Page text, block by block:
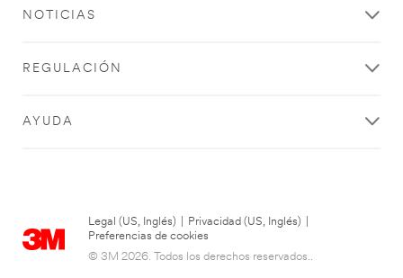
NOTICIAS
REGULACIÓN
AYUDA
Legal (US, Inglés) Privacidad (US, Inglés)
Preferencias de cookies
© 3M 2026. Todos los derechos reservados..